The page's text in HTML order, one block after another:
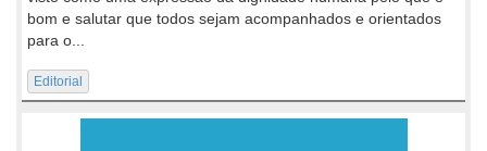
bom e salutar que todos sejam acompanhados e orientados
para o...
Editorial